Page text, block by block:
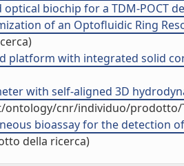
optical biochip for a TDM-POCT
of an Optofluidic Ring
platform with integrated solid
with self-aligned 3D
ontology/cnr/individuo/prodotto/
bioassay for the detection
della ricerca)